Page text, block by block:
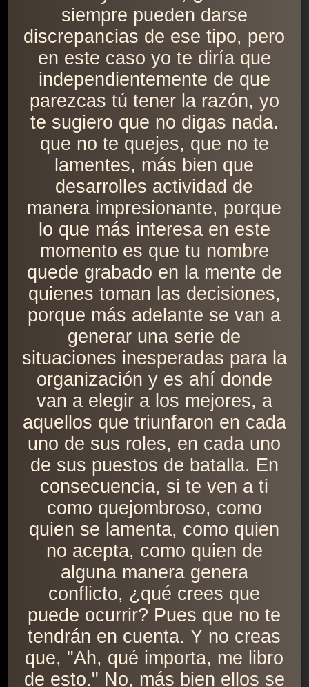
siempre pueden darse
discrepancias de ese tipo, pero
en este caso yo te diría que
independientemente de que
parezcas tú tener la razón, yo
te sugiero que no digas nada.
que no te quejes, que no te
lamentes, más bien que
desarrolles actividad de
manera impresionante, porque
lo que más interesa en este
momento es que tu nombre
quede grabado en la mente de
quienes toman las decisiones,
porque más adelante se van a
generar una serie de
situaciones inesperadas para la
organización y es ahí donde
van a elegir a los mejores, a
aquellos que triunfaron en cada
uno de sus roles, en cada uno
de sus puestos de batalla. En
consecuencia, si te ven a ti
como quejombroso, como
quien se lamenta, como quien
no acepta, como quien de
alguna manera genera
conflicto, ¿qué crees que
puede ocurrir? Pues que no te
tendrán en cuenta. Y no creas
que, "Ah, qué importa, me libro
de esto." No, más bien ellos se